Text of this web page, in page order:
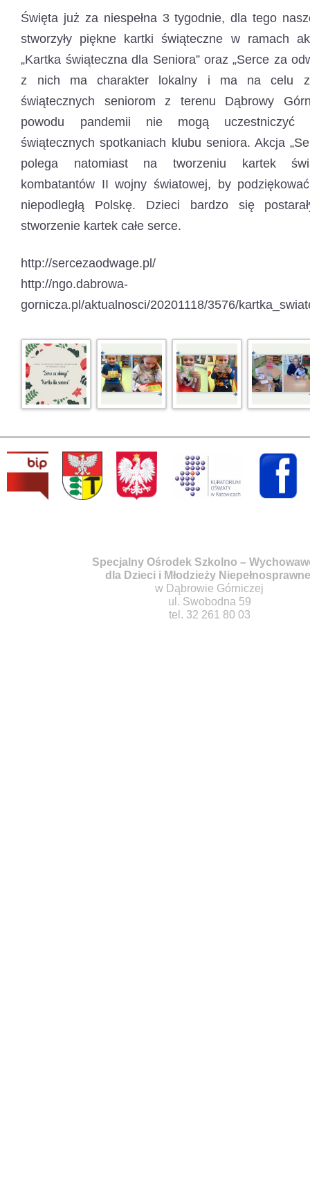
Święta już za niespełna 3 tygodnie, dla tego
stworzyły piękne kartki świąteczne w ramach
„Kartka świąteczna dla Seniora” oraz „Serce za
z nich ma charakter lokalny i ma na celu
świątecznych seniorom z terenu Dąbrowy
powodu pandemii nie mogą uczestniczyć
świątecznych spotkaniach klubu seniora. Akcja
polega natomiast na tworzeniu kartek
kombatantów II wojny światowej, by
niepodległą Polskę. Dzieci bardzo się
stworzenie kartek całe serce.
http://sercezaodwage.pl/
http://ngo.dabrowa-
gornicza.pl/aktualnosci/20201118/3576/
Specjalny Ośrodek Szkolno –
dla Dzieci i Młodzieży
w Dąbrowie Górniczej
ul. Swobodna 59
tel. 32 261 80 03